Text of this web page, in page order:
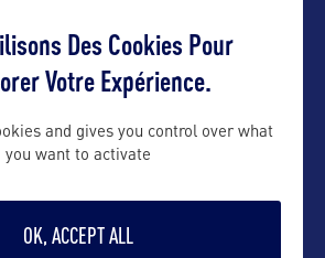
Des Cookies Pour
Votre Expérience.
and gives you control over what
you want to activate
OK, ACCEPT ALL